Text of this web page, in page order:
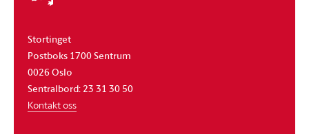
Stortinget
Postboks 1700 Sentrum
0026 Oslo
Sentralbord: 23 31 30 50
Kontakt oss